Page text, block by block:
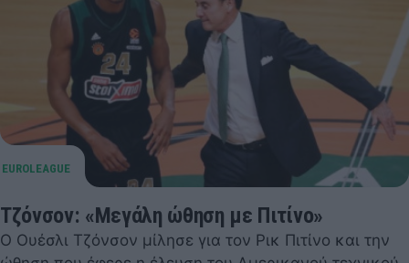
Τζόνσον: «Μεγάλη ώθηση με Πιτίνο»
Ο Ουέσλι Τζόνσον μίλησε για τον Ρικ Πιτίνο και την